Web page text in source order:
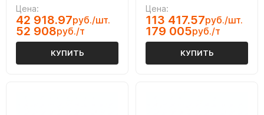
Цена:
42 918.97руб./шт.
52 908руб./т
КУПИТЬ
Цена:
113 417.57руб./шт.
179 005руб./т
КУПИТЬ